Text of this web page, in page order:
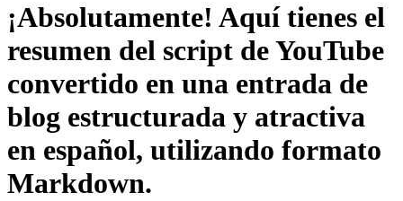
¡Absolutamente! Aquí tienes el
resumen del script de YouTube
convertido en una entrada de
blog estructurada y atractiva
en español, utilizando formato
Markdown.